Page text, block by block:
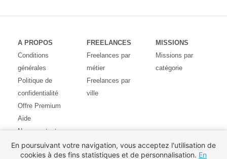
A PROPOS
Conditions
générales
Politique de
confidentialité
Offre Premium
Aide
Nous contacter
Avis des
utilisateurs
FREELANCES
Freelances par
métier
Freelances par
ville
MISSIONS
Missions par
catégorie
En poursuivant votre navigation, vous acceptez l'utilisation de
cookies à des fins statistiques et de personnalisation. En